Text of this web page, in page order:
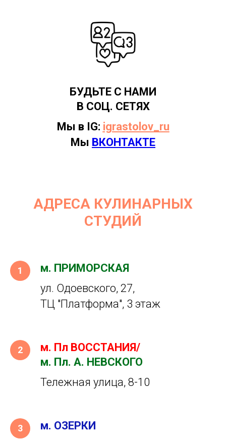
БУДЬТЕ С НАМИ
В СОЦ. СЕТЯХ
Мы в IG: igrastolov_ru
Мы ВКОНТАКТЕ
АДРЕСА КУЛИНАРНЫХ
СТУДИЙ
м. ПРИМОРСКАЯ
ул. Одоевского, 27,
ТЦ "Платформа", 3 этаж
м. Пл ВОССТАНИЯ/
м. Пл. А. НЕВСКОГО
Тележная улица, 8-10
м. ОЗЕРКИ